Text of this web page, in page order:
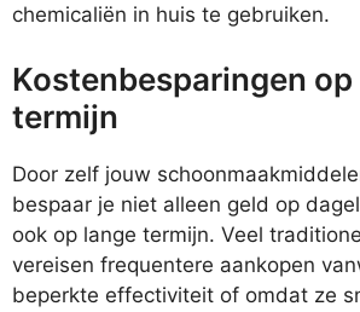
chemicaliën in huis te gebruiken.
Kostenbesparingen op
termijn
Door zelf jouw
bespaar je niet alleen geld op
ook op lange termijn. Veel
vereisen frequentere aankopen
beperkte effectiviteit of omdat ze